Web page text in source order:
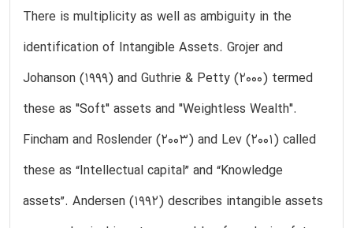
There is multiplicity as well as ambiguity in the
identification of Intangible Assets. Grojer and
Johanson (1999) and Guthrie & Petty (2000) termed
these as "Soft" assets and "Weightless Wealth".
Fincham and Roslender (2003) and Lev (2001) called
these as “Intellectual capital” and “Knowledge
assets”. Andersen (1992) describes intangible assets